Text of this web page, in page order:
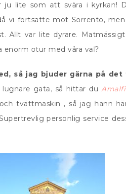
ju lite som att svära i kyrkan!
vi fortsatte mot Sorrento,
Allt var lite dyrare.
enorm otur med våra val?
så jag bjuder gärna på
lugnare gata, så hittar du
tvättmaskin , så jag hann
personlig service